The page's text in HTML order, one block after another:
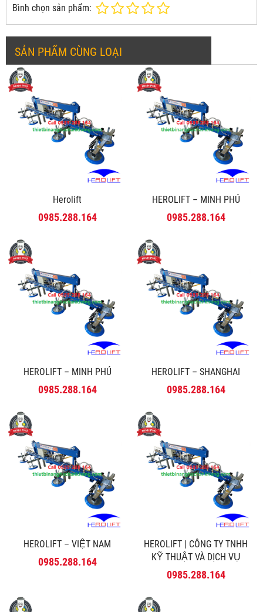
Bình chọn sản phẩm:
SẢN PHẨM CÙNG LOẠI
Herolift
0985.288.164
HEROLIFT – MINH PHÚ
0985.288.164
HEROLIFT – MINH PHÚ
0985.288.164
HEROLIFT – SHANGHAI
0985.288.164
HEROLIFT – VIỆT NAM
0985.288.164
HEROLIFT | CÔNG TY TNHH
KỸ THUẬT VÀ DỊCH VỤ
MINH PHÚ
0985.288.164